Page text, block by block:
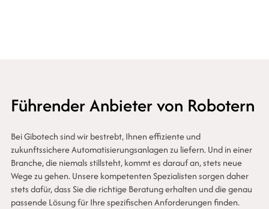
Führender Anbieter von Robotern
Bei Gibotech sind wir bestrebt, Ihnen effiziente und
zukunftssichere Automatisierungsanlagen zu liefern. Und in einer
Branche, die niemals stillsteht, kommt es darauf an, stets neue
Wege zu gehen. Unsere kompetenten Spezialisten sorgen daher
stets dafür, dass Sie die richtige Beratung erhalten und die genau
passende Lösung für Ihre spezifischen Anforderungen finden.